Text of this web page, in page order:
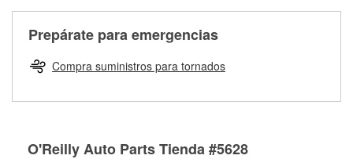
partes de reemplazo correctas para tu reparación.
Rectificación de tambores y discos de freno
Prepárate para emergencias
Compra suministros para tornados
O'Reilly Auto Parts Tienda #5628